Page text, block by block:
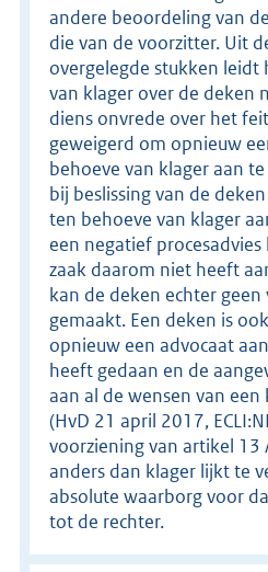
andere beoordeling van
die van de voorzitter. Uit
overgelegde stukken
van klager over de deken
diens onvrede over het
geweigerd om opnieuw
behoeve van klager aan
bij beslissing van de
ten behoeve van klager
een negatief
zaak daarom niet heeft
kan de deken echter
gemaakt. Een deken is
opnieuw een advocaat
heeft gedaan en de
aan al de wensen van
(HvD 21 april 2017,
voorziening van artikel 13
anders dan klager lijkt te
absolute waarborg voor
tot de rechter.